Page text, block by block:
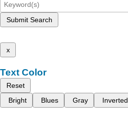
Submit Search
x
Text Color
Reset
Bright
Blues Gray Inverted